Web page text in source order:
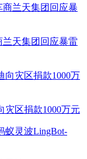
天集团回应暴雷
灾区捐款1000万元